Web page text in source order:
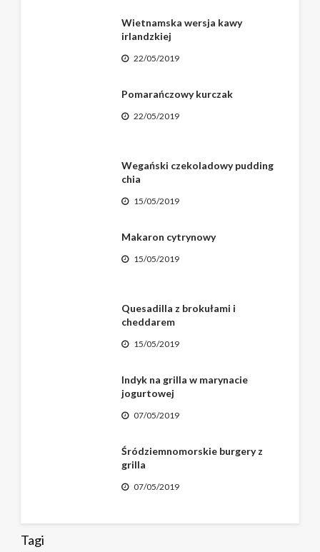
Wietnamska wersja kawy
irlandzkiej
22/05/2019
Pomarańczowy kurczak
22/05/2019
Wegański czekoladowy pudding
chia
15/05/2019
Makaron cytrynowy
15/05/2019
Quesadilla z brokułami i
cheddarem
15/05/2019
Indyk na grilla w marynacie
jogurtowej
07/05/2019
Śródziemnomorskie burgery z
grilla
07/05/2019
Tagi